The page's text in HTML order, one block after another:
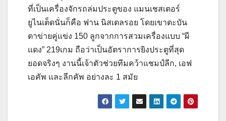
ที่เป็นเครื่องจักรถล่มประตูของ แมนเชสเตอร์
ยูไนเต็ดนั่นก็คือ ฟาน นิสเตลรอย โดยเขาตะบัน
ตาข่ายคู่แข่ง 150 ลูกจากการสวมเครื่องแบบ “ผี
แดง” 219เกม ถือว่าเป็นอัตราการยิงประตูที่สุด
ยอดจริงๆ งานนี้เจ้าตัวช่วยทีมคว้าแชมป์ลีก, เอฟ
เอคัพ และลีกคัพ อย่างละ 1 สมัย